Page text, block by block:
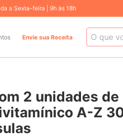
a Sexta-feira | 9h às 18h
Envie sua Receita
O que
2 unidades de
A-Z